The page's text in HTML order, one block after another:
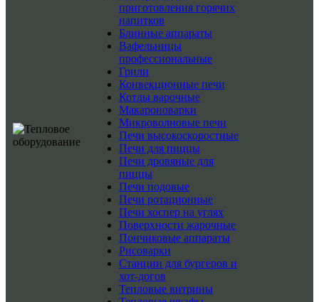
приготовления горячих
напитков
Блинные аппараты
Вафельницы
профессиональные
Грили
Конвекционные печи
Котлы варочные
Макароноварки
Микроволновые печи
Печи высокоскоростные
Печи для пиццы
Печи дровяные для
пиццы
Печи подовые
Печи ротационные
Печи хоспер на углях
Поверхности жарочные
Пончиковые аппараты
Рисоварки
Станции для бургеров и
хот-догов
Тепловые витрины